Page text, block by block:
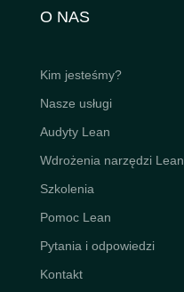
O NAS
Kim jesteśmy?
Nasze usługi
Audyty Lean
Wdrożenia narzędzi Lean
Szkolenia
Pomoc Lean
Pytania i odpowiedzi
Kontakt